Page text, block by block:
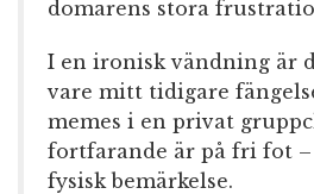
domarens stora
I en ironisk vändning är
vare mitt tidigare
memes i en privat
fortfarande är på fri fot
fysisk bemärkelse.